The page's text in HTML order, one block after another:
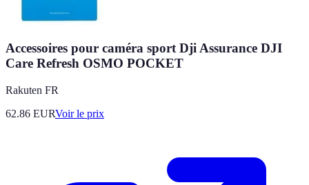
Accessoires pour caméra sport Dji Assurance DJI
Care Refresh OSMO POCKET
Rakuten FR
62.86 EURVoir le prix